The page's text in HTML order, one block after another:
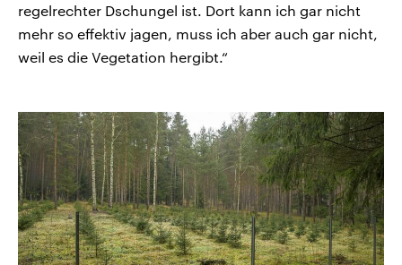
regelrechter Dschungel ist. Dort kann ich gar nicht
mehr so effektiv jagen, muss ich aber auch gar nicht,
weil es die Vegetation hergibt.“